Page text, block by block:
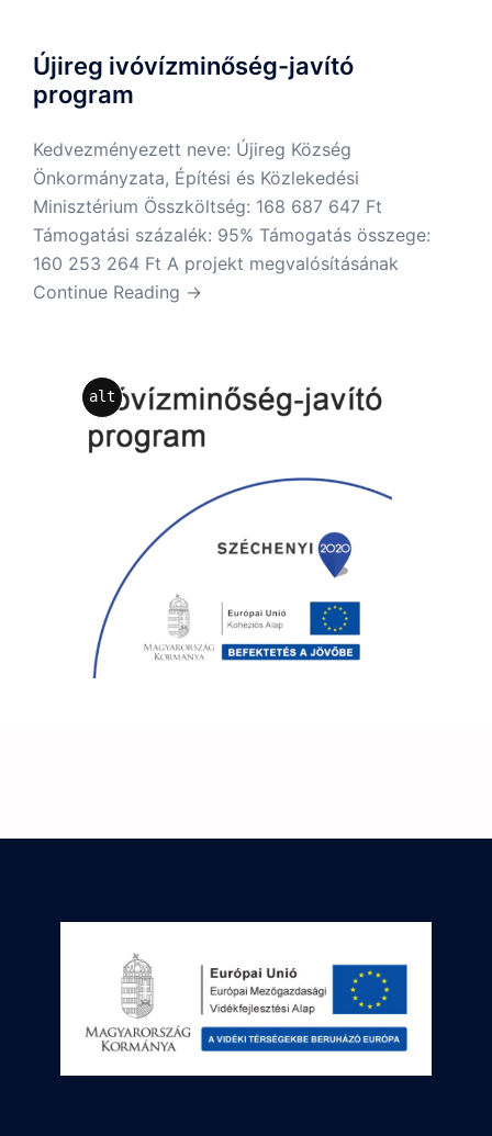
Újireg ivóvízminőség-javító
program
Kedvezményezett neve: Újireg Község
Önkormányzata, Építési és Közlekedési
Minisztérium Összköltség: 168 687 647 Ft
Támogatási százalék: 95% Támogatás összege:
160 253 264 Ft A projekt megvalósításának
Continue Reading →
alt